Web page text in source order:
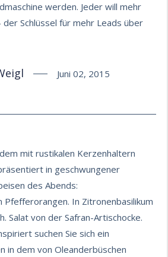
werden. Jeder will mehr
der Schlüssel für mehr Leads über
Juni 02, 2015
mit rustikalen Kerzenhaltern
in geschwungener
des Abends:
Pfefferorangen. In Zitronenbasilikum
Salat von der Safran-Artischocke.
suchen Sie sich ein
in dem von Oleanderbüschen